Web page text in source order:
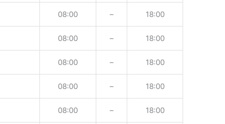
08:00 – 18:00
08:00 – 18:00
08:00 – 18:00
08:00 – 18:00
08:00 – 18:00